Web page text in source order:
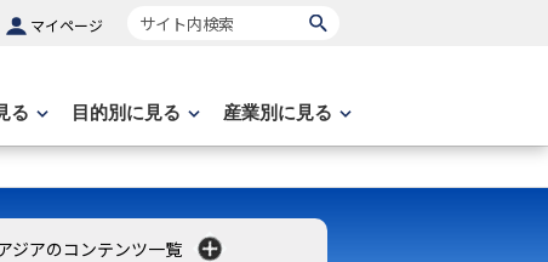
マイページ サイト内検索
る 目的別に見る 産業別に見る
ジアのコンテンツ一覧